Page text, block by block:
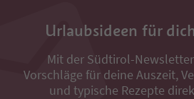
Urlaubsideen für
Mit der Südtirol-
Vorschläge für deine Auszeit,
und typische Rezepte